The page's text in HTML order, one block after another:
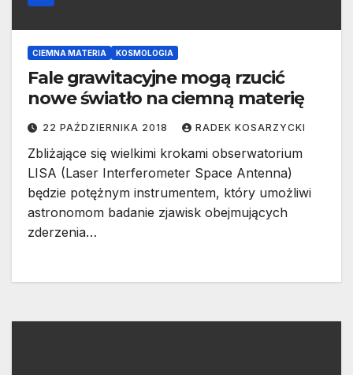
CIEMNA MATERIA KOSMOLOGIA
Fale grawitacyjne mogą rzucić
nowe światło na ciemną materię
22 PAŹDZIERNIKA 2018 RADEK KOSARZYCKI
Zbliżające się wielkimi krokami obserwatorium
LISA (Laser Interferometer Space Antenna)
będzie potężnym instrumentem, który umożliwi
astronomom badanie zjawisk obejmujących
zderzenia…